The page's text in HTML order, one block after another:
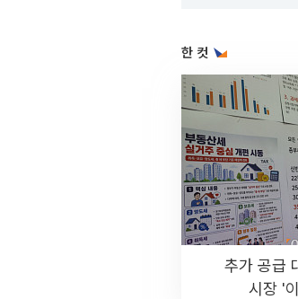
한 컷
추가 공급
시장 '